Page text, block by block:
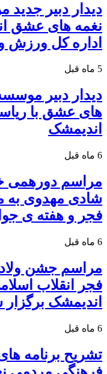
دیدار دبیر
نغمه های عشق
اداره کل ورزش
5 ماه قبل
دیدار دبیر
های عشق با
اندیمشک
6 ماه قبل
مراسم دورهمی
شادی مهدوی به
فجر و هفته ی
6 ماه قبل
مراسم جشن
فجر انقلاب
اندیمشک
6 ماه قبل
تشریح برنامه